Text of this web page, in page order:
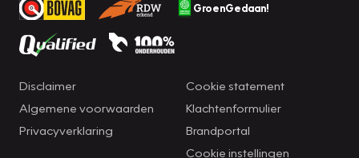
GroenGedaan!
Disclaimer
Algemene voorwaarden
Privacyverklaring
Cookie statement
Klachtenformulier
Brandportal
Cookie instellingen